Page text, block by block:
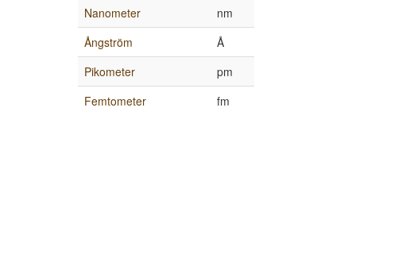
Nanometer
nm
Ångström
Å
Pikometer
pm
Femtometer
fm